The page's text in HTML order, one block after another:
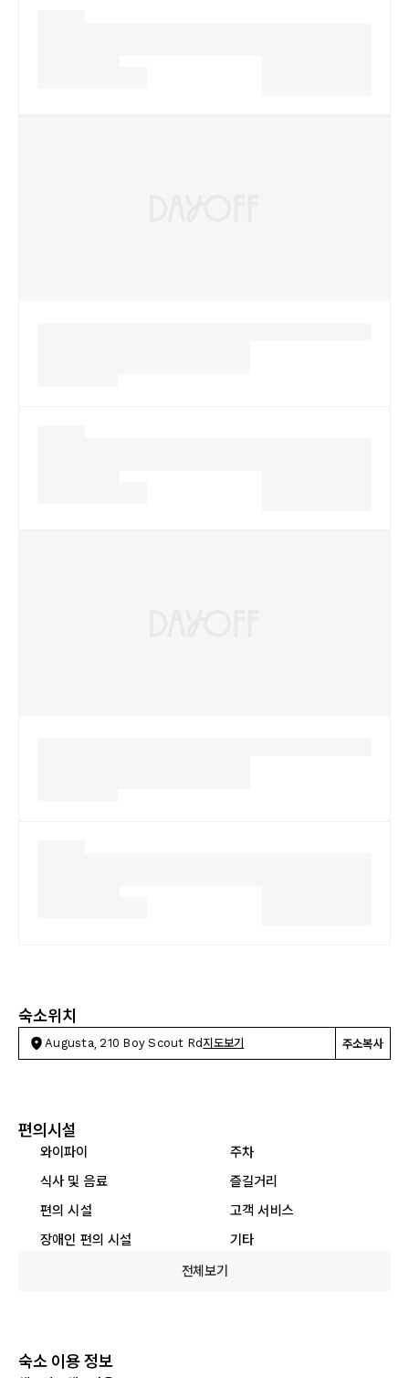
숙소위치
Augusta, 210 Boy Scout Rd 지도보기 주소복사
편의시설
와이파이
주차
식사 및 음료
즐길거리
편의 시설
고객 서비스
장애인 편의 시설
기타
전체보기
숙소 이용 정보